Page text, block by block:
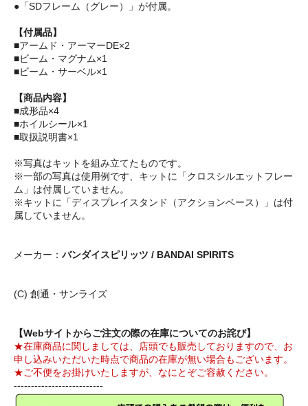
●「SDフレーム（グレー）」が付属。
【付属品】
■アームド・アーマーDE×2
■ビーム・マグナム×1
■ビーム・サーベル×1
【商品内容】
■成形品×4
■ホイルシール×1
■取扱説明書×1
※写真はキットを組み立てたものです。
※一部の写真は使用例です、キットに「クロスシルエットフレー
ム」は付属していません。
※キットに「ディスプレイスタンド（アクションベース）」は付
属していません。
メーカー： バンダイスピリッツ / BANDAI SPIRITS
(C) 創通・サンライズ
【Webサイトからご注文の際の在庫についてのお詫び】
★在庫商品に関しましては、店頭でも販売しておりますので、お
申し込みいただいた時点で商品の在庫が無い場合もございます。
★ご不便をお掛けいたしますが、なにとぞご容赦ください。
--------------------------